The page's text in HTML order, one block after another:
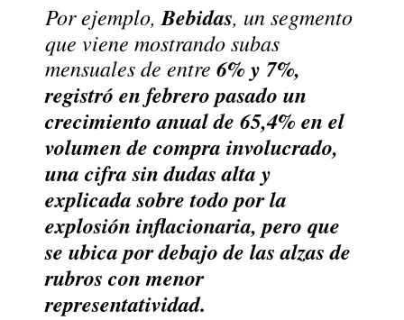
Por ejemplo, Bebidas, un segmento
que viene mostrando subas
mensuales de entre 6% y 7%,
registró en febrero pasado un
crecimiento anual de 65,4% en el
volumen de compra involucrado,
una cifra sin dudas alta y
explicada sobre todo por la
explosión inflacionaria, pero que
se ubica por debajo de las alzas de
rubros con menor
representatividad.